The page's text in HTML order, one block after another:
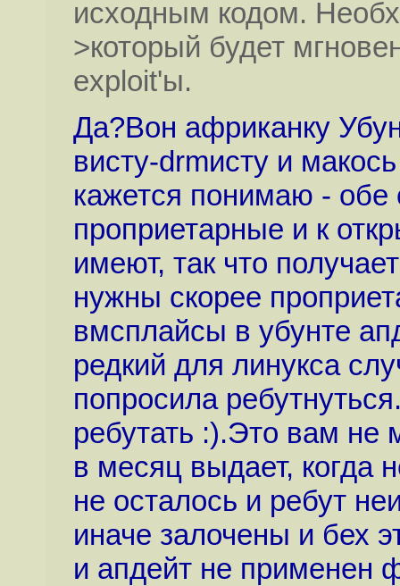
исходным кодом.
>который будет
exploit'ы.
Да?Вон африканку
висту-drmисту и
кажется понимаю -
проприетарные и к
имеют, так что
нужны скорее
вмсплайсы в убунте
редкий для линукса
попросила
ребутать :).Это вам не
в месяц выдает, когда
не осталось и ребут
иначе залочены и бех
и апдейт не применен